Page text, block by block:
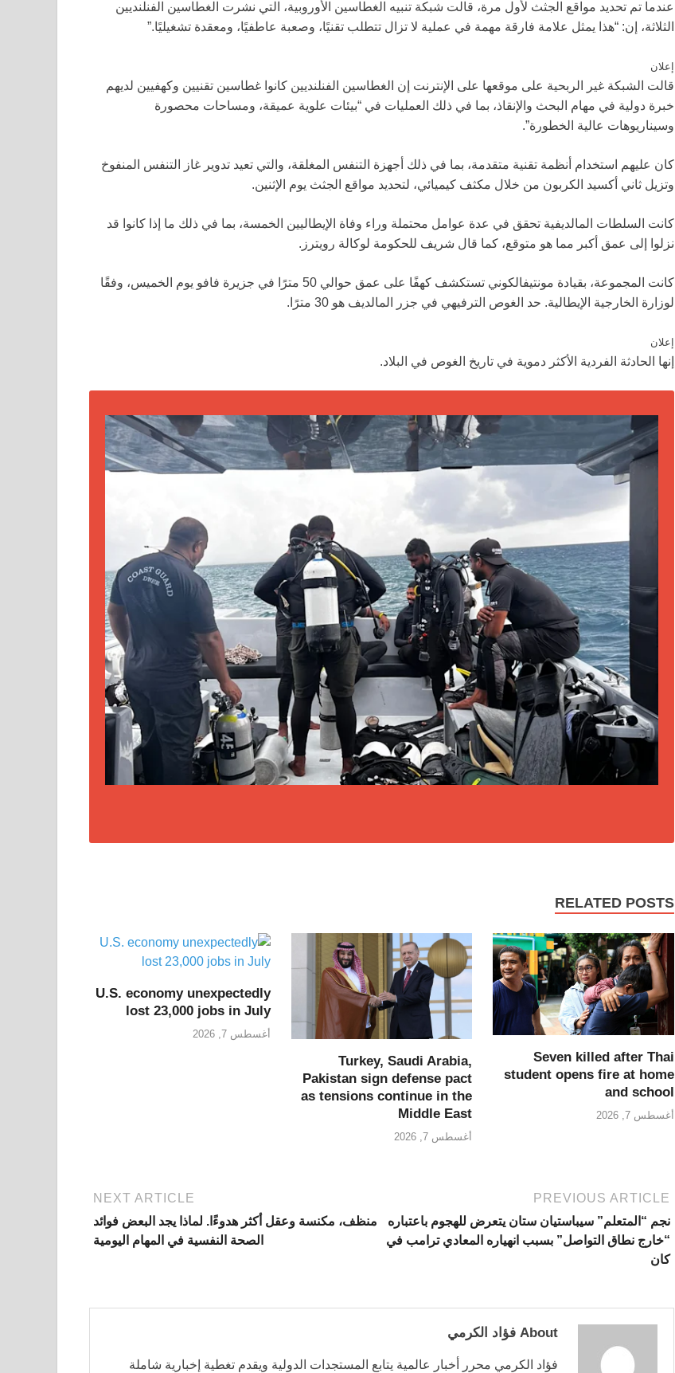
عندما تم تحديد مواقع الجثث لأول مرة، قالت شبكة تنبيه الغطاسين الأوروبية، التي نشرت الغطاسين الفنلنديين
الثلاثة، إن: “هذا يمثل علامة فارقة مهمة في عملية لا تزال تتطلب تقنيًا، وصعبة عاطفيًا، ومعقدة تشغيليًا.”
إعلان
قالت الشبكة غير الربحية على موقعها على الإنترنت إن الغطاسين الفنلنديين كانوا غطاسين تقنيين وكهفيين لديهم
خبرة دولية في مهام البحث والإنقاذ، بما في ذلك العمليات في “بيئات علوية عميقة، ومساحات محصورة
وسيناريوهات عالية الخطورة”.
كان عليهم استخدام أنظمة تقنية متقدمة، بما في ذلك أجهزة التنفس المغلقة، والتي تعيد تدوير غاز التنفس المنفوخ
وتزيل ثاني أكسيد الكربون من خلال مكثف كيميائي، لتحديد مواقع الجثث يوم الإثنين.
كانت السلطات المالديفية تحقق في عدة عوامل محتملة وراء وفاة الإيطاليين الخمسة، بما في ذلك ما إذا كانوا قد
نزلوا إلى عمق أكبر مما هو متوقع، كما قال شريف للحكومة لوكالة رويترز.
كانت المجموعة، بقيادة مونتيفالكوني تستكشف كهفًا على عمق حوالي 50 مترًا في جزيرة فافو يوم الخميس، وفقًا
لوزارة الخارجية الإيطالية. حد الغوص الترفيهي في جزر المالديف هو 30 مترًا.
إعلان
إنها الحادثة الفردية الأكثر دموية في تاريخ الغوص في البلاد.
RELATED POSTS
Seven killed after Thai
student opens fire at home
and school
أغسطس 7, 2026
Turkey, Saudi Arabia,
Pakistan sign defense pact
as tensions continue in the
Middle East
أغسطس 7, 2026
U.S. economy unexpectedly
lost 23,000 jobs in July
أغسطس 7, 2026
PREVIOUS ARTICLE
نجم “المتعلم” سيباستيان ستان يتعرض للهجوم باعتباره
“خارج نطاق التواصل” بسبب انهياره المعادي ترامب في
كان
NEXT ARTICLE
منظف، مكنسة وعقل أكثر هدوءًا. لماذا يجد البعض فوائد
الصحة النفسية في المهام اليومية
About فؤاد الكرمي
فؤاد الكرمي محرر أخبار عالمية يتابع المستجدات الدولية ويقدم تغطية إخبارية شاملة